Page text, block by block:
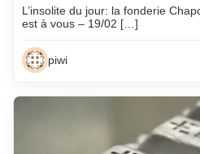
L’insolite du jour: la fonderie
est à vous – 19/02 […]
piwi